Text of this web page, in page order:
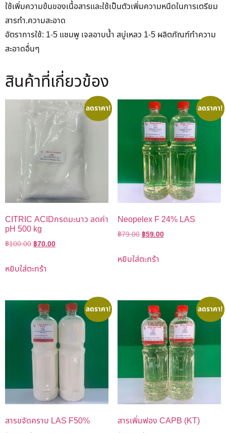
ใช้เพิ่มความข้นของเนื้อสารและใช้เป็นตัวเพิ่มความหนืดในการเตรียม
สารทำ.ความสะอาด
อัตราการใช้: 1-5 แชมพู เจลอาบน้ำ สบู่เหลว 1-5 ผลิตภัณฑ์ทำความ
สะอาดอื่นๆ
สินค้าที่เกี่ยวข้อง
ลดราคา!
CITRIC ACIDกรดมะนาว ลดค่า
pH 500 kg
฿100.00฿70.00
หยิบใส่ตะกร้า
ลดราคา!
Neopelex F 24% LAS
฿79.00฿59.00
หยิบใส่ตะกร้า
ลดราคา!
สารขจัดคราบ LAS F50%
ลดราคา!
สารเพิ่มฟอง CAPB (KT)